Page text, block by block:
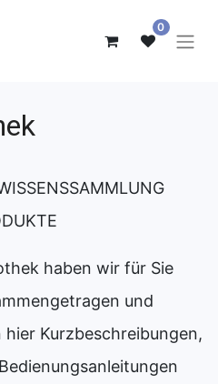
0
haben wir für Sie
und
Kurzbeschreibungen,